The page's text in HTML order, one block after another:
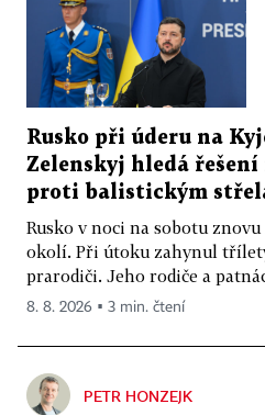
Rusko při úderu na
Zelenskyj hledá
proti balistickým
Rusko v noci na sobotu
okolí. Při útoku zahynul
prarodiči. Jeho rodiče a
8. 8. 2026 ▪ 3 min. čtení
PETR HONZEJK